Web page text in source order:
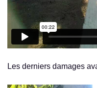
Les derniers damages